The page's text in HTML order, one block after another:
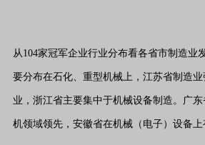
从104家冠军企业行业分布看各省市制造业
要分布在石化、重型机械上，江苏省制造
业，浙江省主要集中于机械设备制造。广
机领域领先，安徽省在机械（电子）设备上